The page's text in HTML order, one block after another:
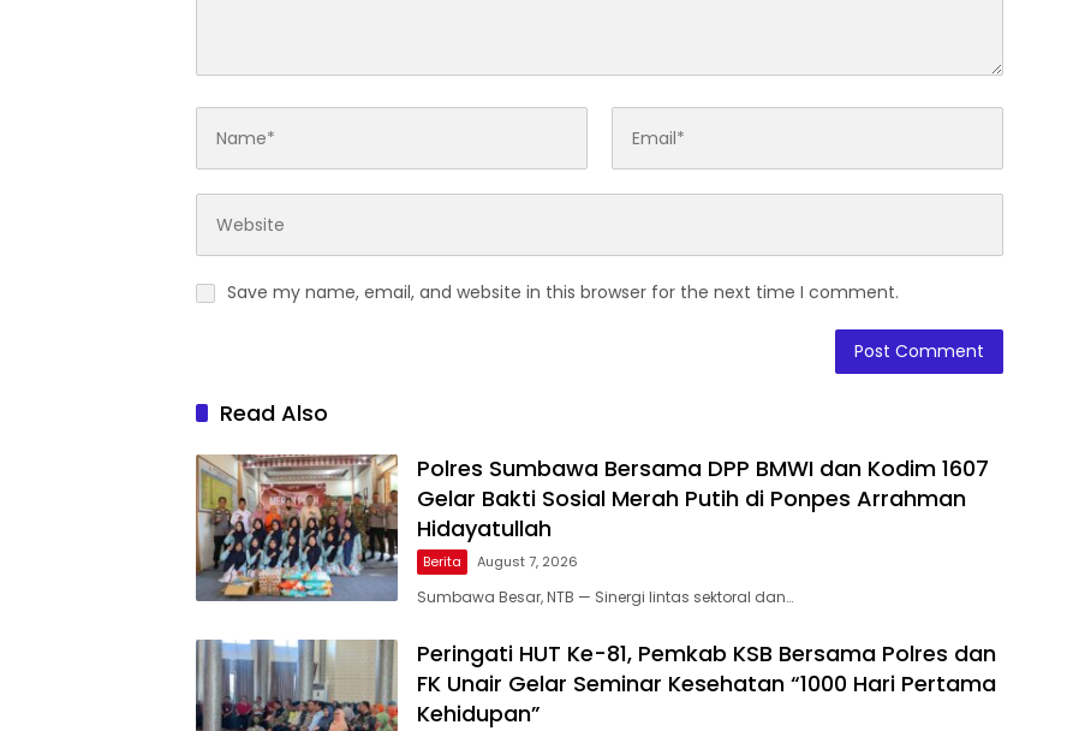
Save my name, email, and website in this browser for the next time I comment.
Read Also
Polres Sumbawa Bersama DPP BMWI dan Kodim 1607
Gelar Bakti Sosial Merah Putih di Ponpes Arrahman
Hidayatullah
Berita August 7, 2026
Sumbawa Besar, NTB — Sinergi lintas sektoral dan…
Peringati HUT Ke-81, Pemkab KSB Bersama Polres dan
FK Unair Gelar Seminar Kesehatan “1000 Hari Pertama
Kehidupan”